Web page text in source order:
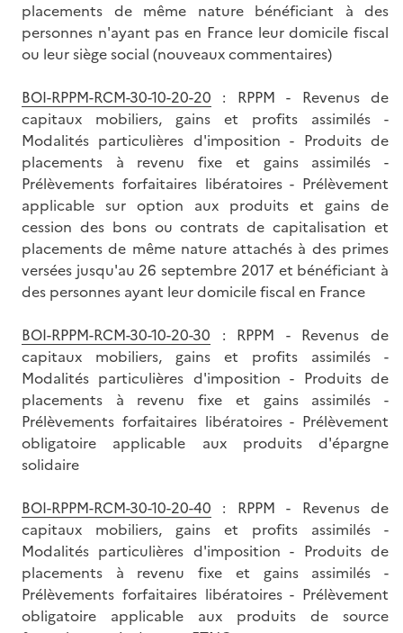
placements de même nature bénéficiant à des
personnes n'ayant pas en France leur domicile fiscal
ou leur siège social (nouveaux commentaires)
BOI-RPPM-RCM-30-10-20-20 : RPPM - Revenus de
capitaux mobiliers, gains et profits assimilés -
Modalités particulières d'imposition - Produits de
placements à revenu fixe et gains assimilés -
Prélèvements forfaitaires libératoires - Prélèvement
applicable sur option aux produits et gains de
cession des bons ou contrats de capitalisation et
placements de même nature attachés à des primes
versées jusqu'au 26 septembre 2017 et bénéficiant à
des personnes ayant leur domicile fiscal en France
BOI-RPPM-RCM-30-10-20-30 : RPPM - Revenus de
capitaux mobiliers, gains et profits assimilés -
Modalités particulières d'imposition - Produits de
placements à revenu fixe et gains assimilés -
Prélèvements forfaitaires libératoires - Prélèvement
obligatoire applicable aux produits d'épargne
solidaire
BOI-RPPM-RCM-30-10-20-40 : RPPM - Revenus de
capitaux mobiliers, gains et profits assimilés -
Modalités particulières d'imposition - Produits de
placements à revenu fixe et gains assimilés -
Prélèvements forfaitaires libératoires - Prélèvement
obligatoire applicable aux produits de source